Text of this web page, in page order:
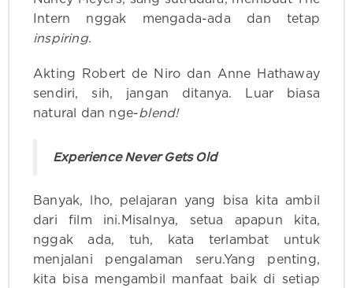
Intern nggak mengada-ada dan tetap
inspiring.
Akting Robert de Niro dan Anne Hathaway
sendiri, sih, jangan ditanya. Luar biasa
natural dan nge-blend!
Experience Never Gets Old
Banyak, lho, pelajaran yang bisa kita ambil
dari film ini.Misalnya, setua apapun kita,
nggak ada, tuh, kata terlambat untuk
menjalani pengalaman seru.Yang penting,
kita bisa mengambil manfaat baik di setiap